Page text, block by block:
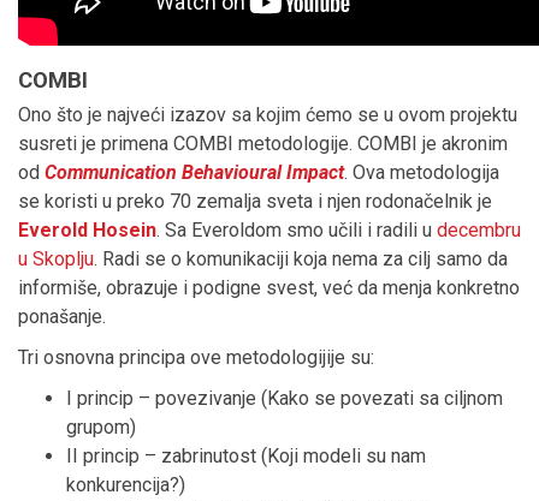
COMBI
Ono što je najveći izazov sa kojim ćemo se u ovom projektu
susreti je primena COMBI metodologije. COMBI je akronim
od Communication Behavioural Impact. Ova metodologija
se koristi u preko 70 zemalja sveta i njen rodonačelnik je
Everold Hosein. Sa Everoldom smo učili i radili u decembru
u Skoplju. Radi se o komunikaciji koja nema za cilj samo da
informiše, obrazuje i podigne svest, već da menja konkretno
ponašanje.
Tri osnovna principa ove metodologijije su:
I princip – povezivanje (Kako se povezati sa ciljnom
grupom)
II princip – zabrinutost (Koji modeli su nam
konkurencija?)